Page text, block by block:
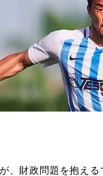
、財政問題を抱え